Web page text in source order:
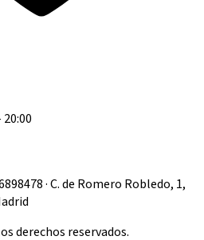
20:00
· C. de Romero Robledo, 1,
derechos reservados.